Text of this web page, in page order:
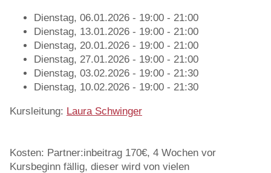
Dienstag, 06.01.2026 - 19:00 - 21:00
Dienstag, 13.01.2026 - 19:00 - 21:00
Dienstag, 20.01.2026 - 19:00 - 21:00
Dienstag, 27.01.2026 - 19:00 - 21:00
Dienstag, 03.02.2026 - 19:00 - 21:30
Dienstag, 10.02.2026 - 19:00 - 21:30
Kursleitung: Laura Schwinger
Kosten: Partner:inbeitrag 170€, 4 Wochen vor
Kursbeginn fällig, dieser wird von vielen